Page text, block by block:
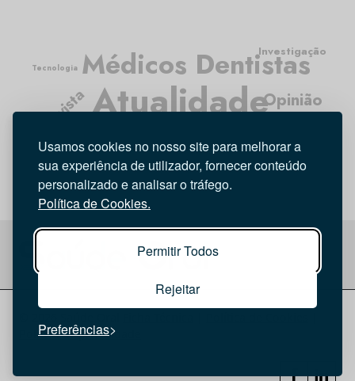
Usamos cookies no nosso site para melhorar a
sua experiência de utilizador, fornecer conteúdo
personalizado e analisar o tráfego.
Política de Cookies.
Permitir Todos
Rejeitar
Preferências
Atualidade
Médicos Dentistas
Higiene Oral
Entrevista Opinião
Tecnologia
Investigação
Política de privacidade